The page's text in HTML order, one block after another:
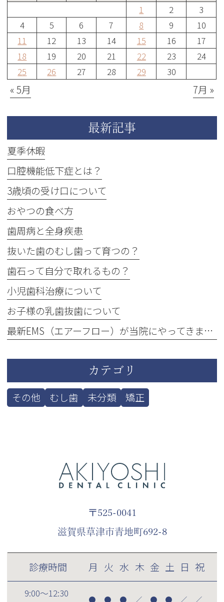
1 2
3
4
5 6 7 8 9
10
11
12 13 14 15 16
17
18
19 20 21 22 23
24
25
26 27 28 29 30
« 5月 7月 »
最新記事
夏季休暇
口腔機能低下症とは？
3歳頃の受け口について
おやつの食べ方
歯周病と全身疾患
抜いた歯のむし歯って育つの？
歯石って自分で取れるもの？
小児歯科治療について
お子様の乳歯抜歯について
最新EMS（エアーフロー）が当院にやってきました！
カテゴリ
その他 むし歯 未分類 矯正
〒525-0041
滋賀県草津市青地町692-8
診療時間 月 火 水 木 金 土 日 祝
9:00～12:30
● ● ● ／ ● ● ／ ／